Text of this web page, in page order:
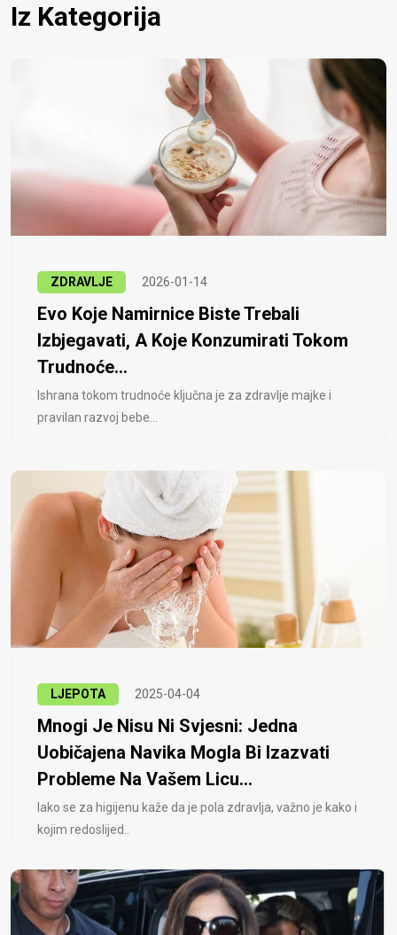
Iz Kategorija
ZDRAVLJE 2026-01-14
Evo Koje Namirnice Biste Trebali
Izbjegavati, A Koje Konzumirati Tokom
Trudnoće...
Ishrana tokom trudnoće ključna je za zdravlje majke i
pravilan razvoj bebe...
LJEPOTA 2025-04-04
Mnogi Je Nisu Ni Svjesni: Jedna
Uobičajena Navika Mogla Bi Izazvati
Probleme Na Vašem Licu...
Iako se za higijenu kaže da je pola zdravlja, važno je kako i
kojim redoslijed..